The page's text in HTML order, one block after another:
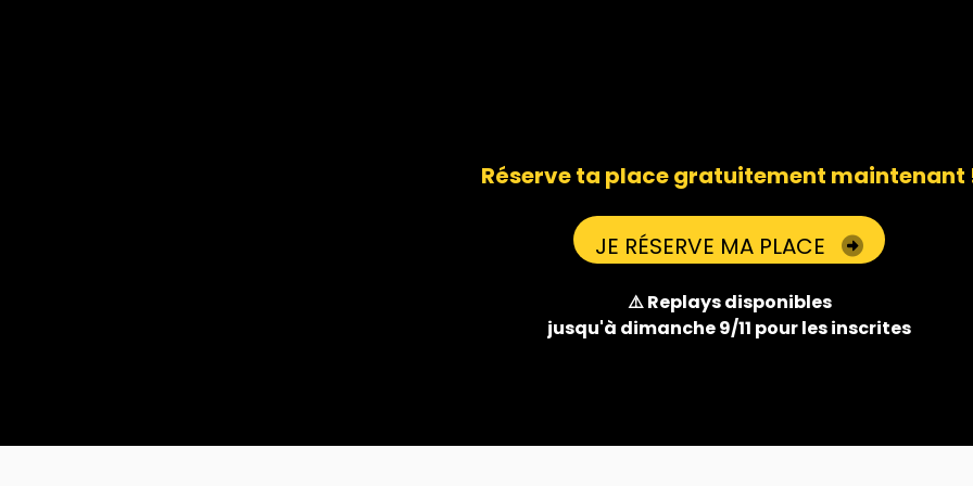
Réserve ta place gratuitement maintenant
JE RÉSERVE MA PLACE
⚠️ Replays disponibles
jusqu'à dimanche 9/11 pour les inscrites